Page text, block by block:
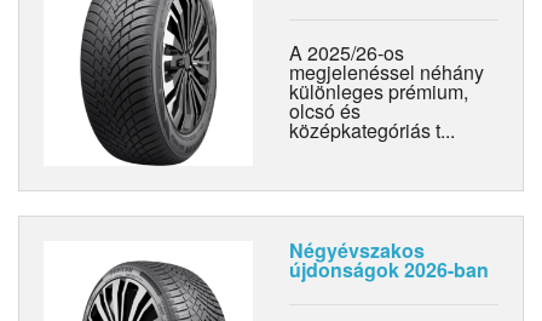
A 2025/26-os
megjelenéssel néhány
különleges prémium,
olcsó és
középkategóriás t...
Négyévszakos
újdonságok 2026-ban